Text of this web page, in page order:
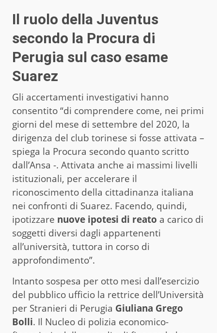
Il ruolo della Juventus
secondo la Procura di
Perugia sul caso esame
Suarez
Gli accertamenti investigativi hanno
consentito “di comprendere come, nei primi
giorni del mese di settembre del 2020, la
dirigenza del club torinese si fosse attivata –
spiega la Procura secondo quanto scritto
dall’Ansa -. Attivata anche ai massimi livelli
istituzionali, per accelerare il
riconoscimento della cittadinanza italiana
nei confronti di Suarez. Facendo, quindi,
ipotizzare nuove ipotesi di reato a carico di
soggetti diversi dagli appartenenti
all’università, tuttora in corso di
approfondimento”.
Intanto sospesa per otto mesi dall’esercizio
del pubblico ufficio la rettrice dell’Università
per Stranieri di Perugia Giuliana Grego
Bolli. Il Nucleo di polizia economico-